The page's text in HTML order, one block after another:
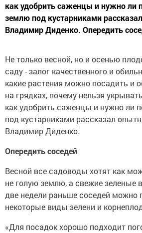
как удобрить саженцы и нужно ли
землю под кустарниками
Владимир Диденко. Опередить
Не только весной, но и осенью
саду - залог качественного и
какие растения можно посадить и
на грядках, почему нельзя
как удобрить саженцы и нужно ли
под кустарниками рассказал
Владимир Диденко.
Опередить соседей
Весной все садоводы хотят как
не голую землю, а свежие зеленые
две недели раньше соседей можно
некоторые виды зелени и
«Для посадок хорошо подходит